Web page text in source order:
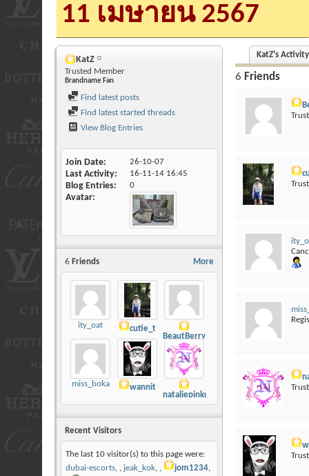
11 เมษายน 2567
KatZ
Trusted Member
Brandname Fan
Find latest posts
Find latest started threads
View Blog Entries
Join Date 26-10-07
Last Activity 16-11-14 16:45
Blog Entries 0
Avatar
More
6 Friends
ity_oat
cutie_t
BeautBerry
miss_boka
wannit
nataliepinku
Recent Visitors
The last 10 visitor(s) to this page were:
dubai-escorts, jeak_kok, jom1234,
KatZ's Activity
6 Friends